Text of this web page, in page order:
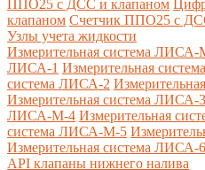
ППО25 с ДСС и клапаном
клапаном Счетчик ППО25 с
Узлы учета жидкости
Измерительная система ЛИСА-
ЛИСА-1 Измерительная
система ЛИСА-2
Измерительная система ЛИСА-3
ЛИСА-М-4 Измерительная
система ЛИСА-М-5
Измерительная система ЛИСА-6
API клапаны нижнего налива